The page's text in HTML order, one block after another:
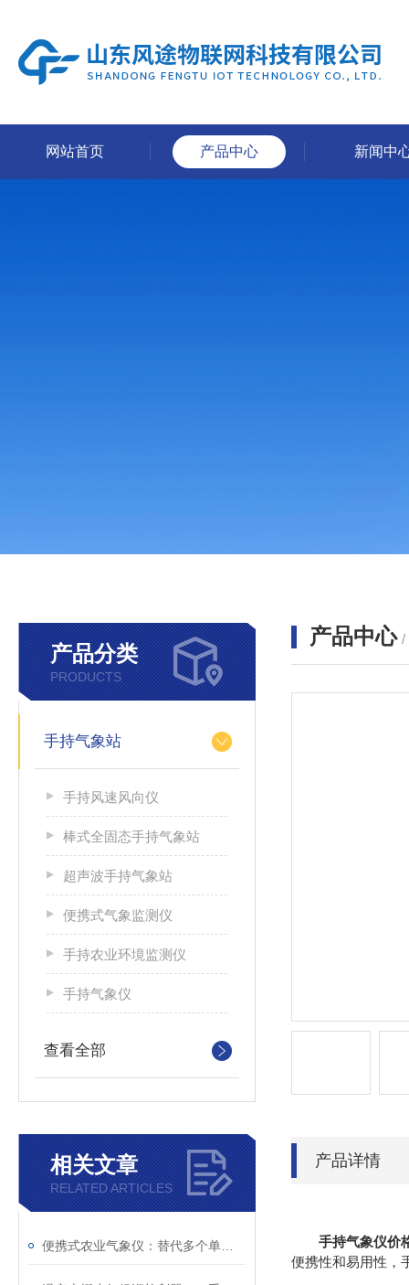
网站首页 产品中心 新闻中
产品分类
PRODUCTS
手持气象站
手持风速风向仪
棒式全固态手持气象站
超声波手持气象站
便携式气象监测仪
手持农业环境监测仪
手持气象仪
查看全部
相关文章
RELATED ARTICLES
产品中心 /
产品详情
手持气象仪价
便携性和易用性，